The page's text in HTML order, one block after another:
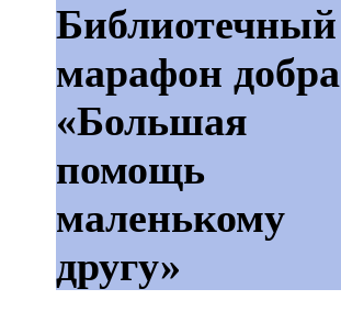
Библиотечный
марафон добра
«Большая
помощь
маленькому
другу»